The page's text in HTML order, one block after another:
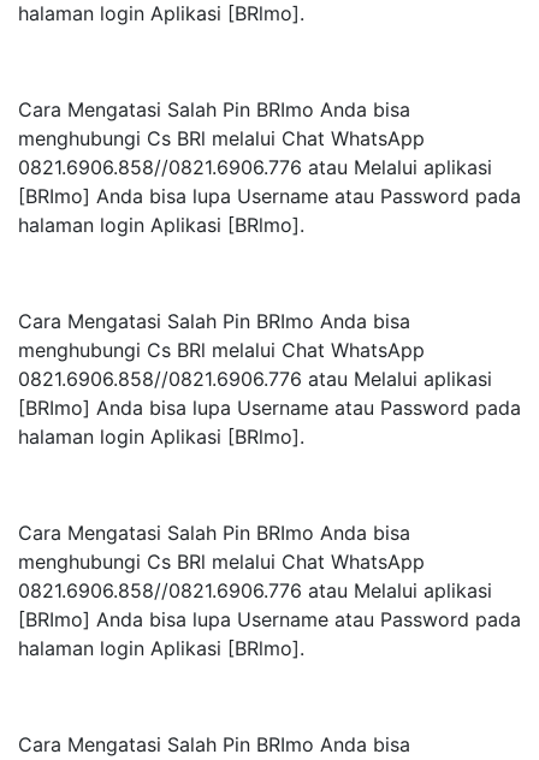
halaman login Aplikasi [BRlmo].
Cara Mengatasi Salah Pin BRImo Anda bisa
menghubungi Cs BRl melalui Chat WhatsApp
0821.6906.858//0821.6906.776 atau Melalui aplikasi
[BRImo] Anda bisa lupa Username atau Password pada
halaman login Aplikasi [BRlmo].
Cara Mengatasi Salah Pin BRImo Anda bisa
menghubungi Cs BRl melalui Chat WhatsApp
0821.6906.858//0821.6906.776 atau Melalui aplikasi
[BRImo] Anda bisa lupa Username atau Password pada
halaman login Aplikasi [BRlmo].
Cara Mengatasi Salah Pin BRImo Anda bisa
menghubungi Cs BRl melalui Chat WhatsApp
0821.6906.858//0821.6906.776 atau Melalui aplikasi
[BRImo] Anda bisa lupa Username atau Password pada
halaman login Aplikasi [BRlmo].
Cara Mengatasi Salah Pin BRImo Anda bisa